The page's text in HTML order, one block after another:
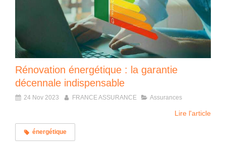
Rénovation énergétique : la garantie
décennale indispensable
24 Nov 2023 FRANCE ASSURANCE Assurances
Lire l'article
énergétique